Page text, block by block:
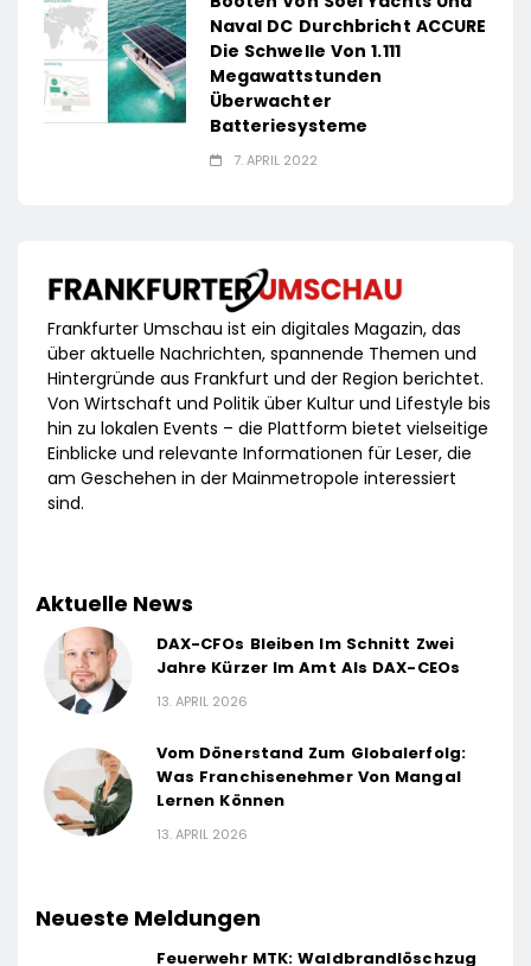
Naval DC Durchbricht ACCURE
Die Schwelle Von 1.111
Megawattstunden
Überwachter
Batteriesysteme
7. APRIL 2022
Frankfurter Umschau ist ein digitales Magazin, das
über aktuelle Nachrichten, spannende Themen und
Hintergründe aus Frankfurt und der Region berichtet.
Von Wirtschaft und Politik über Kultur und Lifestyle bis
hin zu lokalen Events – die Plattform bietet vielseitige
Einblicke und relevante Informationen für Leser, die
am Geschehen in der Mainmetropole interessiert
sind.
Aktuelle News
DAX-CFOs Bleiben Im Schnitt Zwei
Jahre Kürzer Im Amt Als DAX-CEOs
13. APRIL 2026
Vom Dönerstand Zum Globalerfolg:
Was Franchisenehmer Von Mangal
Lernen Können
13. APRIL 2026
Neueste Meldungen
Feuerwehr MTK: Waldbrandlöschzug